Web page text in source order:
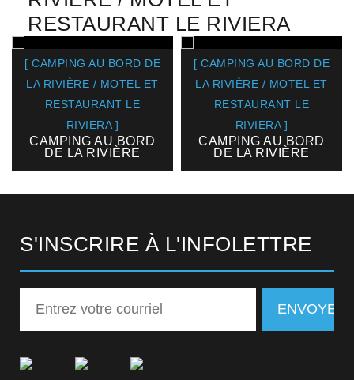
RESTAURANT LE RIVIERA
[ CAMPING AU BORD DE
LA RIVIÈRE / MOTEL ET
RESTAURANT LE
RIVIERA ]
CAMPING AU BORD
DE LA RIVIÈRE
[ CAMPING AU BORD DE
LA RIVIÈRE / MOTEL ET
RESTAURANT LE
RIVIERA ]
CAMPING AU BORD
DE LA RIVIÈRE
S'INSCRIRE À L'INFOLETTRE